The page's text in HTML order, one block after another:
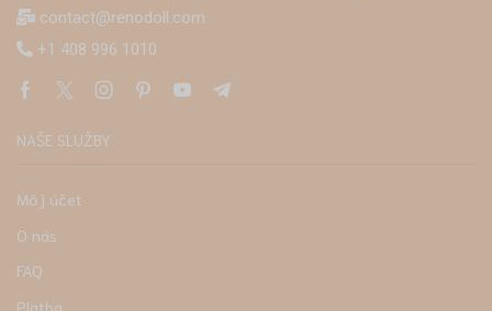
contact@renodoll.com
+1 408 996 1010
NAŠE SLUŽBY
Môj účet
O nás
FAQ
Platba